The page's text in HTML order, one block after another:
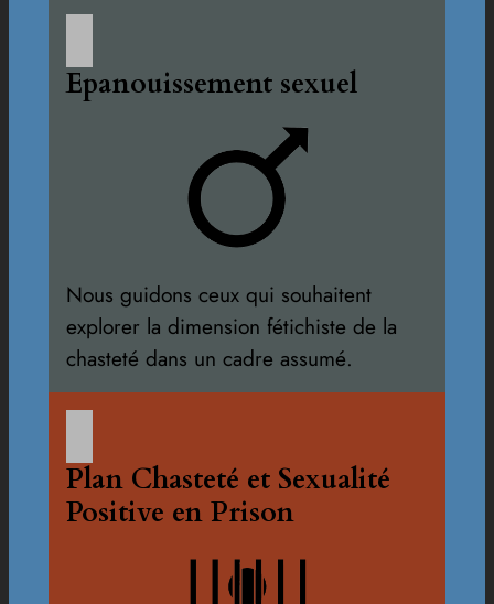
Epanouissement sexuel
Nous guidons ceux qui souhaitent
explorer la dimension fétichiste de la
chasteté dans un cadre assumé.
Plan Chasteté et Sexualité
Positive en Prison